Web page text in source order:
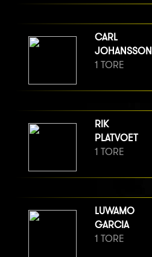
CARL
JOHANSSON
1 TORE
RIK
PLATVOET
1 TORE
LUWAMO
GARCIA
1 TORE